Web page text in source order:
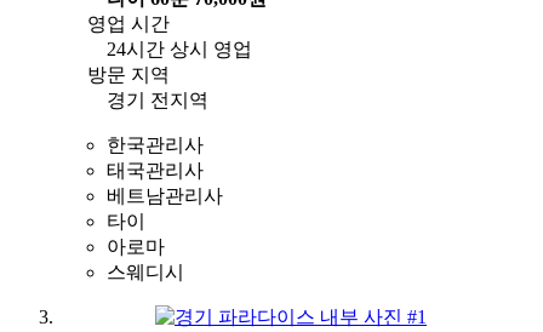
영업 시간
24시간 상시 영업
방문 지역
경기 전지역
한국관리사
태국관리사
베트남관리사
타이
아로마
스웨디시